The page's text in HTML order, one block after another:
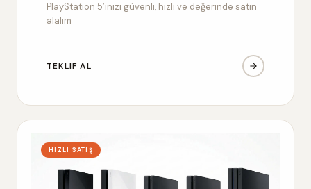
PlayStation 5’inizi güvenli, hızlı ve değerinde satın
alalım
TEKLIF AL
HIZLI SATIŞ